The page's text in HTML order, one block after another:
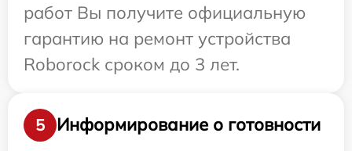
работ Вы получите официальную
гарантию на ремонт устройства
Roborock сроком до 3 лет.
5
Информирование о готовности